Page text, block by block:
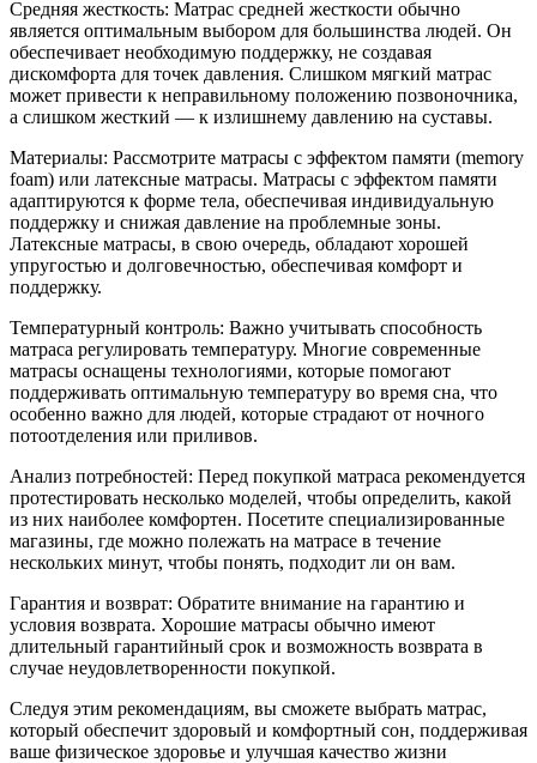
Средняя жесткость: Матрас средней жесткости обычно
является оптимальным выбором для большинства людей. Он
обеспечивает необходимую поддержку, не создавая
дискомфорта для точек давления. Слишком мягкий матрас
может привести к неправильному положению позвоночника,
а слишком жесткий — к излишнему давлению на суставы.
Материалы: Рассмотрите матрасы с эффектом памяти (memory
foam) или латексные матрасы. Матрасы с эффектом памяти
адаптируются к форме тела, обеспечивая индивидуальную
поддержку и снижая давление на проблемные зоны.
Латексные матрасы, в свою очередь, обладают хорошей
упругостью и долговечностью, обеспечивая комфорт и
поддержку.
Температурный контроль: Важно учитывать способность
матраса регулировать температуру. Многие современные
матрасы оснащены технологиями, которые помогают
поддерживать оптимальную температуру во время сна, что
особенно важно для людей, которые страдают от ночного
потоотделения или приливов.
Анализ потребностей: Перед покупкой матраса рекомендуется
протестировать несколько моделей, чтобы определить, какой
из них наиболее комфортен. Посетите специализированные
магазины, где можно полежать на матрасе в течение
нескольких минут, чтобы понять, подходит ли он вам.
Гарантия и возврат: Обратите внимание на гарантию и
условия возврата. Хорошие матрасы обычно имеют
длительный гарантийный срок и возможность возврата в
случае неудовлетворенности покупкой.
Следуя этим рекомендациям, вы сможете выбрать матрас,
который обеспечит здоровый и комфортный сон, поддерживая
ваше физическое здоровье и улучшая качество жизни